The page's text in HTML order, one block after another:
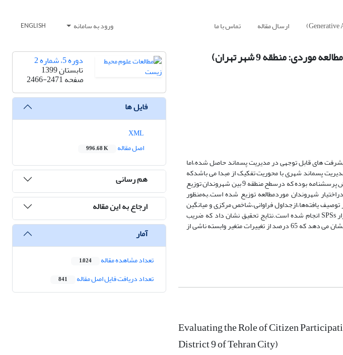
ارسال مقاله تماس با ما ورود به سامانه ENGLISH
منطقه 9 شهر تهران)
های قابل توجهی در مدیریت پسماند حاصل شده،اما
پسماند شهری با محوریت تفکیک از مبدا می باشدکه
درمنطقه 9تهران موردبررسی قرار گرفته است.روش این پژوهش توصیفی – تحلیلی و از نوع پیمایشی می باشد.ابزار پژوهش پرسشنامه بوده که درسطح منطقه 9 بین شهروندان توزیع
که به همین تعدادپرسشنامه دراختیار شهروندان موردمطالعه توزیع شده است.به‌منظور
یافته‌ها،ازجداول فراوانی،شاخص مرکزی و میانگین
بهره گرفته شد.در بخش آمار استنباطی نیز به‌منظور بررسی معنی دار بودن از آزمون رگرسیون با استفاده از نرم افزار SPSs انجام شده است.نتایج تحقیق نشان داد که ضریب
همبستگی بین مشارکت عمومی و تولید و ذخیره سازی برابر با 0.764 است.ضمنا R2 حاصل شده معادل 0.509 است که نشان می دهد که 65 درصد از تغییرات متغیر وابسته ناشی از
Evaluating the Role of Citizen
District 9 of Tehran City)
دوره 5، شماره 2
تابستان 1399
صفحه2466-2471
فایل ها
اصل مقاله
996.68 K
هم رسانی
ارجاع به این مقاله
آمار
تعداد مشاهده مقاله 1,024
تعداد دریافت فایل اصل مقاله 841